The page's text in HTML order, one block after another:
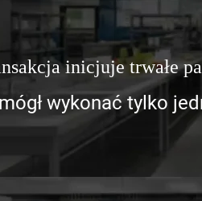
inicjuje trwałe
wykonać tylko